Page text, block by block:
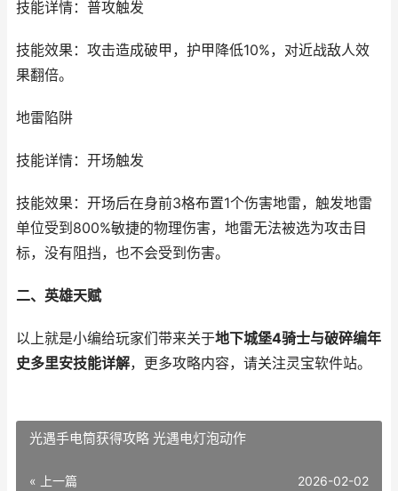
技能详情：普攻触发
技能效果：攻击造成破甲，护甲降低10%，对近战敌人效
果翻倍。
地雷陷阱
技能详情：开场触发
技能效果：开场后在身前3格布置1个伤害地雷，触发地雷
单位受到800%敏捷的物理伤害，地雷无法被选为攻击目
标，没有阻挡，也不会受到伤害。
二、英雄天赋
以上就是小编给玩家们带来关于地下城堡4骑士与破碎编年
史多里安技能详解，更多攻略内容，请关注灵宝软件站。
光遇手电筒获得攻略 光遇电灯泡动作
« 上一篇 2026-02-02